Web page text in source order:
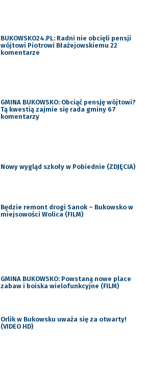
BUKOWSKO24.PL: Radni nie obcięli pensji
wójtowi Piotrowi Błażejowskiemu 22
komentarze
GMINA BUKOWSKO: Obciąć pensję wójtowi?
Tą kwestią zajmie się rada gminy 67
komentarzy
Nowy wygląd szkoły w Pobiednie (ZDJĘCIA)
Będzie remont drogi Sanok – Bukowsko w
miejsowości Wolica (FILM)
GMINA BUKOWSKO: Powstaną nowe place
zabaw i boiska wielofunkcyjne (FILM)
Orlik w Bukowsku uważa się za otwarty!
(VIDEO HD)